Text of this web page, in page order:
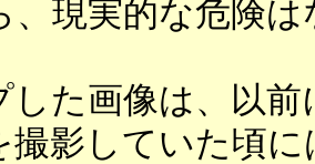
、現実的な危険
した画像は、以
撮影していた頃